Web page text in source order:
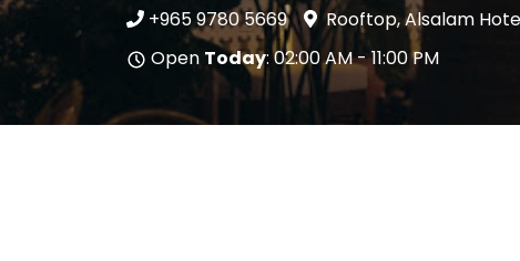
+965 9780 5669
Rooftop, Alsalam
Open Today: 02:00 AM - 11:00 PM